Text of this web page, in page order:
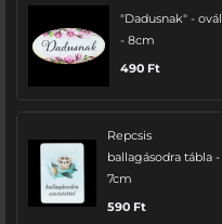
"Dadusnak" - ovál
- 8cm
490 Ft
Repcsis
ballagásodra tábla -
7cm
590 Ft